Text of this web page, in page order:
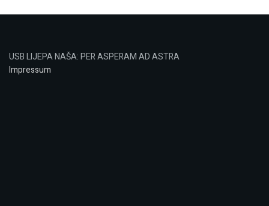
USB LIJEPA NAŠA: PER ASPERAM AD ASTRA
Impressum